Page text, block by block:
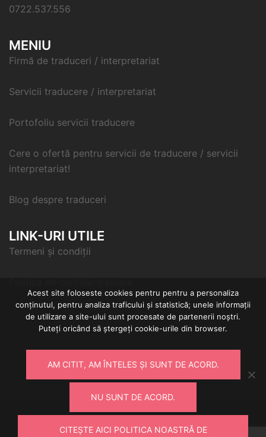
0722.537.556
MENIU
Firmă de traduceri / interpretariat
Servicii traducere / interpretariat
Portofoliu servicii traducere
Cere o ofertă pentru servicii de traducere / servicii
interpretariat!
Blog despre traduceri
LINK-URI UTILE
Termeni și condiții
Acest site foloseste cookies pentru pentru a personaliza
conținutul, pentru analiza traficului și statistică; unele informații
de utilizare a site-ului sunt procesate de partenerii noștri.
Puteți oricând să ștergeți cookie-urile din browser.
AM CITIT, AM ÎNTELES ȘI SUNT DE ACORD.
NU SUNT DE ACORD.
CITEȘTE AICI POLITICA NOASTRĂ DE